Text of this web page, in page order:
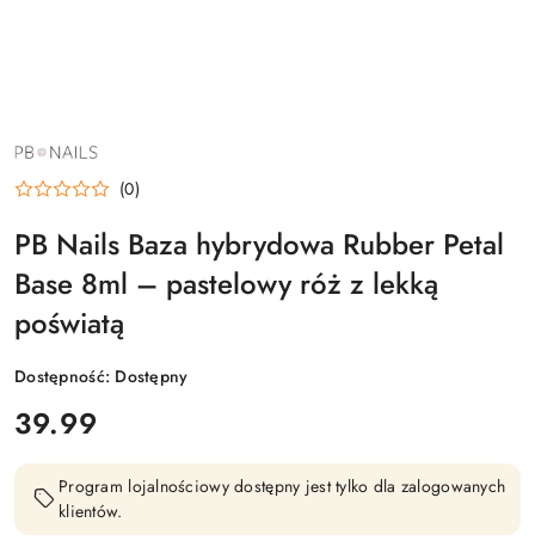
NAZWA
PRODUCENTA:
PB
NAILS (0)
PB Nails Baza hybrydowa Rubber Petal
Base 8ml – pastelowy róż z lekką
poświatą
Dostępność: Dostępny
cena:
39.99
Program lojalnościowy dostępny jest tylko dla zalogowanych
klientów.